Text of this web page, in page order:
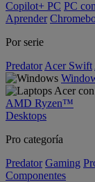
Copilot+ PC PC
Aprender
Por serie
Predator Acer Swift
AMD Ryzen™
Desktops
Pro categoría
Predator Gaming
Componentes